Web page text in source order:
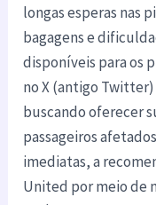
longas esperas nas
bagagens e
disponíveis para os
no X (antigo
buscando oferecer
passageiros
imediatas, a
United por meio de